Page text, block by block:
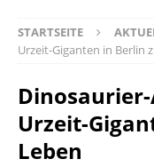
STARTSEITE
Urzeit-Giganten in Berlin
Urzeit-
Leben